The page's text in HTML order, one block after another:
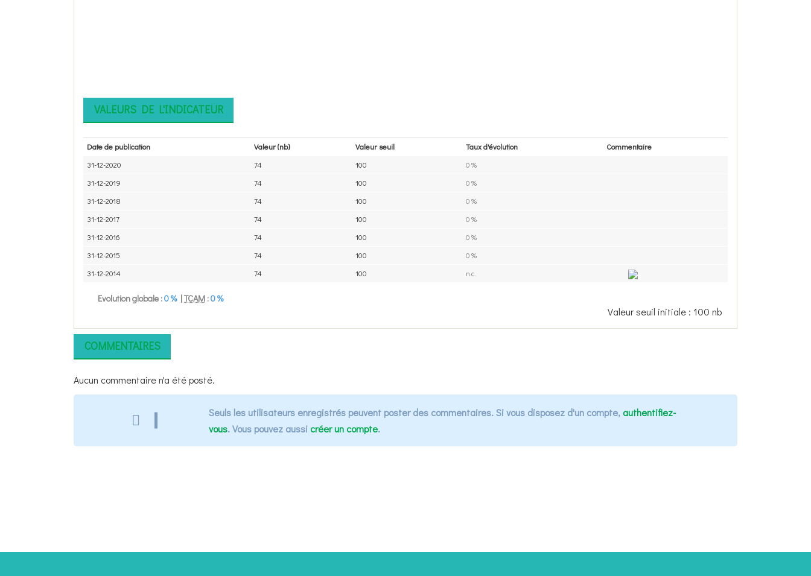
VALEURS DE L'INDICATEUR
Date de publication Valeur (nb) Valeur seuil Taux d'évolution
Commentaire
31-12-2020
74 100
0 %
31-12-2019
74 100
0 %
31-12-2018
74 100
0 %
31-12-2017
74 100
0 %
31-12-2016
74 100
0 %
31-12-2015
74 100
0 %
31-12-2014
74 100 n.c.
Evolution globale :0 %|TCAM :0 %
Valeur seuil initiale : 100 nb
COMMENTAIRES
Aucun commentaire n'a été posté.
Seuls les utilisateurs enregistrés peuvent poster des commentaires. Si vous disposez d'un compte,authentifiez-
vous. Vous pouvez aussicréer un compte.